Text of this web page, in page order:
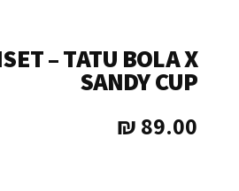
– TATU BOLA X
SANDY CUP
89.00
₪